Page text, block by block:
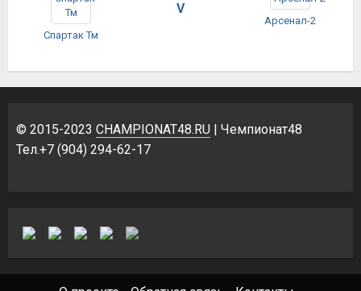
Спартак Тм
V
Арсенал-2
© 2015-2023 CHAMPIONAT48.RU | Чемпионат48
Тел.+7 (904) 294-62-17